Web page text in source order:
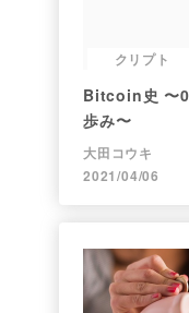
クリプト
Bitcoin史 〜
歩み〜
大田コウキ
2021/04/06